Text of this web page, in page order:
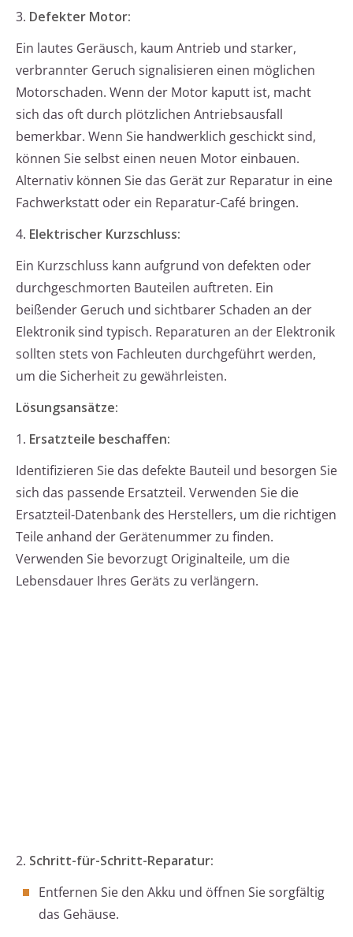
3. Defekter Motor:
Ein lautes Geräusch, kaum Antrieb und starker,
verbrannter Geruch signalisieren einen möglichen
Motorschaden. Wenn der Motor kaputt ist, macht
sich das oft durch plötzlichen Antriebsausfall
bemerkbar. Wenn Sie handwerklich geschickt sind,
können Sie selbst einen neuen Motor einbauen.
Alternativ können Sie das Gerät zur Reparatur in eine
Fachwerkstatt oder ein Reparatur-Café bringen.
4. Elektrischer Kurzschluss:
Ein Kurzschluss kann aufgrund von defekten oder
durchgeschmorten Bauteilen auftreten. Ein
beißender Geruch und sichtbarer Schaden an der
Elektronik sind typisch. Reparaturen an der Elektronik
sollten stets von Fachleuten durchgeführt werden,
um die Sicherheit zu gewährleisten.
Lösungsansätze:
1. Ersatzteile beschaffen:
Identifizieren Sie das defekte Bauteil und besorgen Sie
sich das passende Ersatzteil. Verwenden Sie die
Ersatzteil-Datenbank des Herstellers, um die richtigen
Teile anhand der Gerätenummer zu finden.
Verwenden Sie bevorzugt Originalteile, um die
Lebensdauer Ihres Geräts zu verlängern.
2. Schritt-für-Schritt-Reparatur:
Entfernen Sie den Akku und öffnen Sie sorgfältig
das Gehäuse.